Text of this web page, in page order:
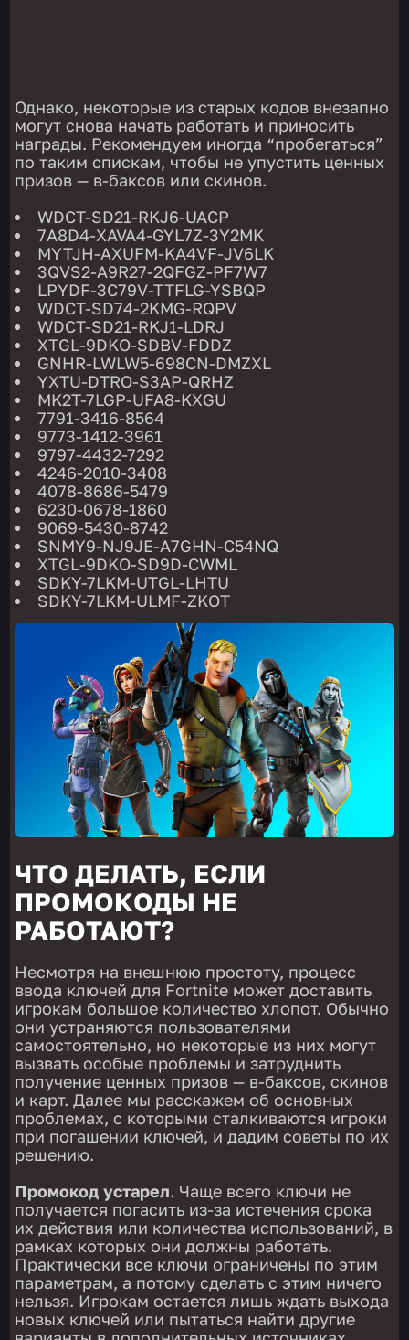
Однако, некоторые из старых кодов внезапно
могут снова начать работать и приносить
награды. Рекомендуем иногда “пробегаться”
по таким спискам, чтобы не упустить ценных
призов — в-баксов или скинов.
WDCT-SD21-RKJ6-UACP
7A8D4-XAVA4-GYL7Z-3Y2MK
MYTJH-AXUFM-KA4VF-JV6LK
3QVS2-A9R27-2QFGZ-PF7W7
LPYDF-3C79V-TTFLG-YSBQP
WDCT-SD74-2KMG-RQPV
WDCT-SD21-RKJ1-LDRJ
XTGL-9DKO-SDBV-FDDZ
GNHR-LWLW5-698CN-DMZXL
YXTU-DTRO-S3AP-QRHZ
MK2T-7LGP-UFA8-KXGU
7791-3416-8564
9773-1412-3961
9797-4432-7292
4246-2010-3408
4078-8686-5479
6230-0678-1860
9069-5430-8742
SNMY9-NJ9JE-A7GHN-C54NQ
XTGL-9DKO-SD9D-CWML
SDKY-7LKM-UTGL-LHTU
SDKY-7LKM-ULMF-ZKOT
ЧТО ДЕЛАТЬ, ЕСЛИ
ПРОМОКОДЫ НЕ
РАБОТАЮТ?
Несмотря на внешнюю простоту, процесс
ввода ключей для Fortnite может доставить
игрокам большое количество хлопот. Обычно
они устраняются пользователями
самостоятельно, но некоторые из них могут
вызвать особые проблемы и затруднить
получение ценных призов — в-баксов, скинов
и карт. Далее мы расскажем об основных
проблемах, с которыми сталкиваются игроки
при погашении ключей, и дадим советы по их
решению.
Промокод устарел. Чаще всего ключи не
получается погасить из-за истечения срока
их действия или количества использований, в
рамках которых они должны работать.
Практически все ключи ограничены по этим
параметрам, а потому сделать с этим ничего
нельзя. Игрокам остается лишь ждать выхода
новых ключей или пытаться найти другие